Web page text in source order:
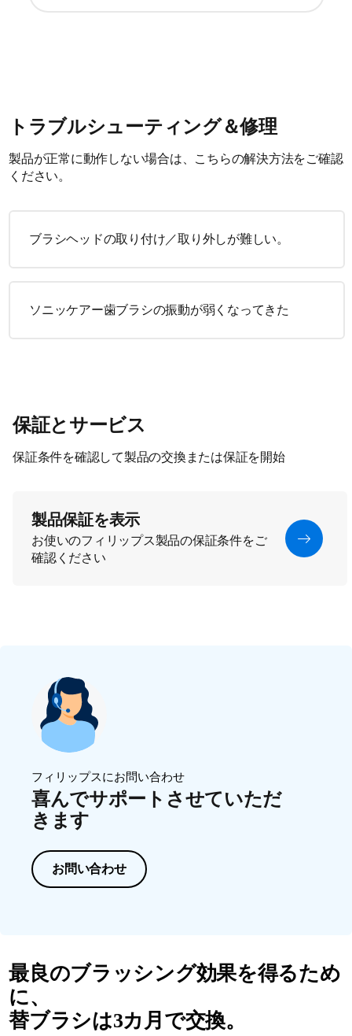
トラブルシューティング＆修理
製品が正常に動作しない場合は、こちらの解決方法をご確認
ください。
ブラシヘッドの取り付け／取り外しが難しい。
ソニッケアー歯ブラシの振動が弱くなってきた
保証とサービス
保証条件を確認して製品の交換または保証を開始
製品保証を表示
お使いのフィリップス製品の保証条件をご
確認ください
フィリップスにお問い合わせ
喜んでサポートさせていただ
きます
お問い合わせ
最良のブラッシング効果を得るため
に、
替ブラシは3カ月で交換。